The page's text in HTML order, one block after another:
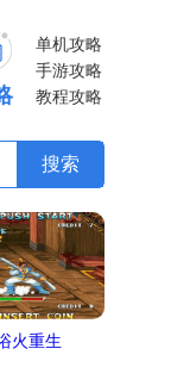
单机攻略
手游攻略
教程攻略
火重生